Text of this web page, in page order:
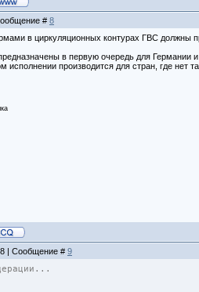
# 8
в циркуляционных контурах ГВС должны
в первую очередь для Германии
исполнении производится для стран, где нет
| Сообщение # 9